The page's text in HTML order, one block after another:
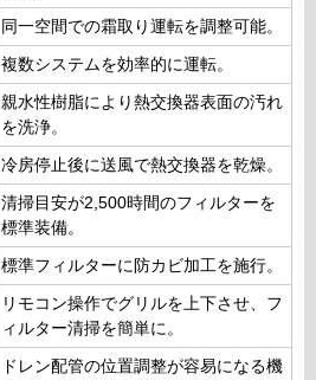
同一空間での霜取り運転を調整可能。
複数システムを効率的に運転。
親水性樹脂により熱交換器表面の汚れ
を洗浄。
冷房停止後に送風で熱交換器を乾燥。
清掃目安が2,500時間のフィルターを
標準装備。
標準フィルターに防カビ加工を施行。
リモコン操作でグリルを上下させ、フ
ィルター清掃を簡単に。
ドレン配管の位置調整が容易になる機